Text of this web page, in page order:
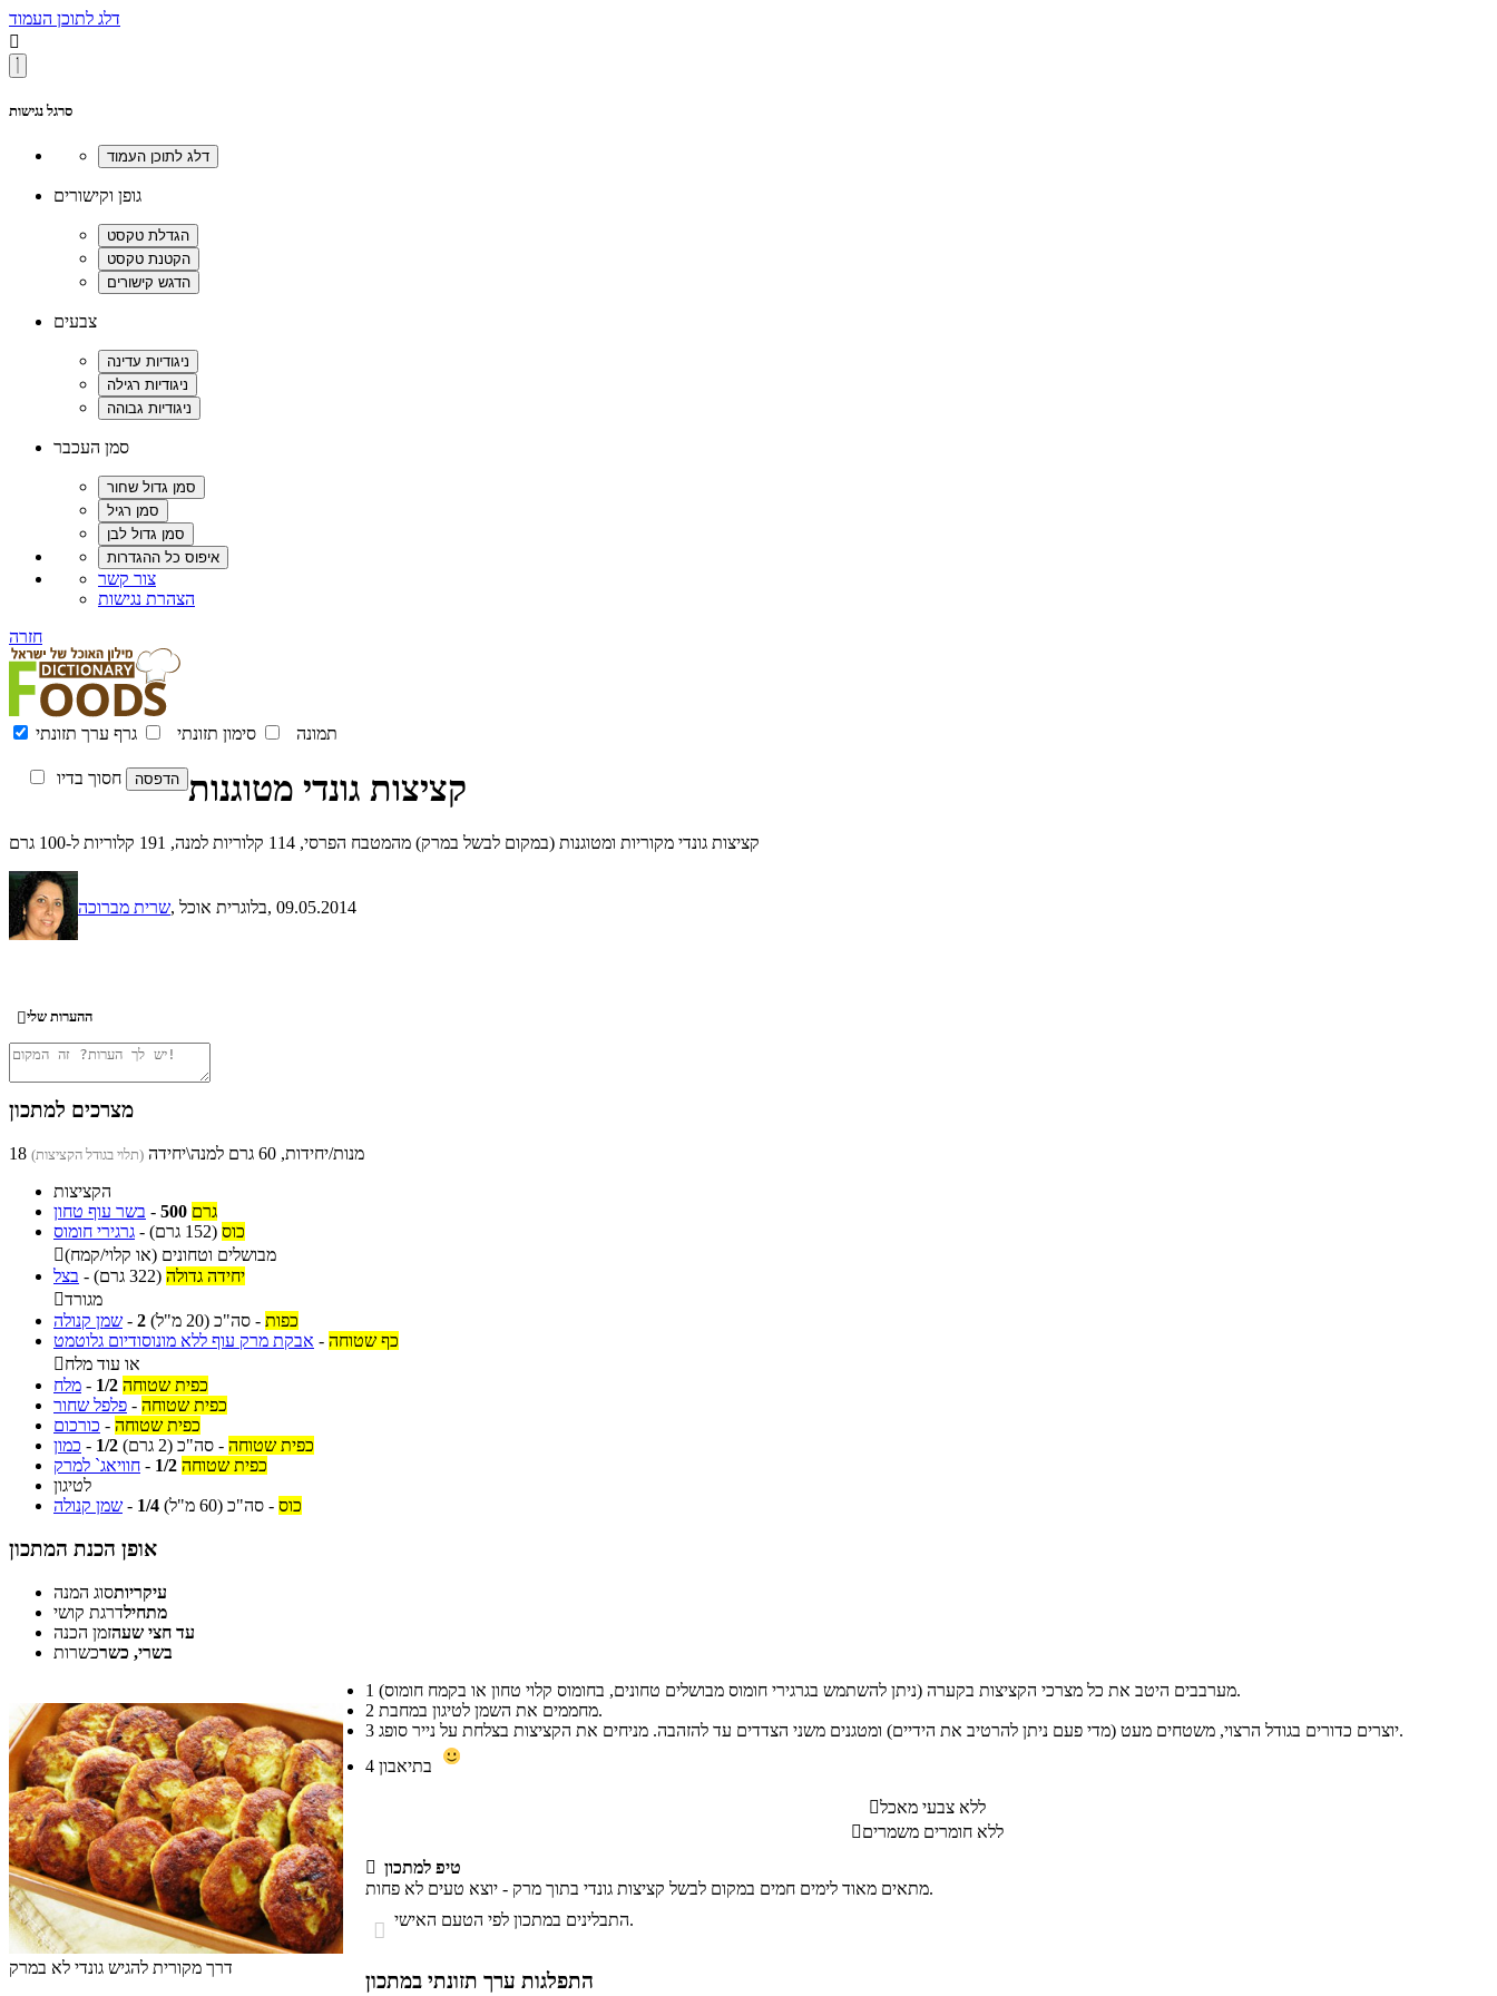
דלג לתוכן העמוד

סרגל נגישות
גופן וקישורים
צבעים
סמן העכבר
צור קשר
הצהרת נגישות
חזרה
תמונה סימון תזונתי גרף ערך תזונתי
חסוך בדיו קציצות גונדי מטוגנות
קציצות גונדי מקוריות ומטוגנות (במקום לבשל במרק) מהמטבח הפרסי, 114 קלוריות למנה, 191 קלוריות ל-100 גרם
שרית מברוכה , בלוגרית אוכל, 09.05.2014
ההערות שלי
מצרכים למתכון
18 מנות/יחידות, 60 גרם למנה\יחידה (תלוי בגודל הקציצות)
הקציצות
בשר עוף טחון - 500 גרם
גרגירי חומוס - כוס (152 גרם)
מבושלים וטחונים (או קלוי/קמח)
בצל - יחידה גדולה (322 גרם)
מגורד
שמן קנולה - 2 כפות - סה"כ (20 מ"ל)
אבקת מרק עוף ללא מונוסודיום גלוטמט - כף שטוחה
או עוד מלח
מלח - 1/2 כפית שטוחה
פלפל שחור - כפית שטוחה
כורכום - כפית שטוחה
כמון - 1/2 כפית שטוחה - סה"כ (2 גרם)
חוויאג` למרק - 1/2 כפית שטוחה
לטיגון
שמן קנולה - 1/4 כוס - סה"כ (60 מ"ל)
אופן הכנת המתכון
עיקריותסוג המנה
מתחילדרגת קושי
עד חצי שעהזמן הכנה
בשרי, כשרכשרות
דרך מקורית להגיש גונדי לא במרק
1
מערבבים היטב את כל מצרכי הקציצות בקערה (ניתן להשתמש בגרגירי חומוס מבושלים טחונים, בחומוס קלוי טחון או בקמח חומוס).
2
מחממים את השמן לטיגון במחבת.
3
יוצרים כדורים בגודל הרצוי, משטחים מעט (מדי פעם ניתן להרטיב את הידיים) ומטגנים משני הצדדים עד להזהבה. מניחים את הקציצות בצלחת על נייר סופג.
4
ללא צבעי מאכל
ללא חומרים משמרים
 טיפ למתכון
מתאים מאוד לימים חמים במקום לבשל קציצות גונדי בתוך מרק - יוצא טעים לא פחות.
 התבלינים במתכון לפי הטעם האישי.
התפלגות ערך תזונתי במתכון